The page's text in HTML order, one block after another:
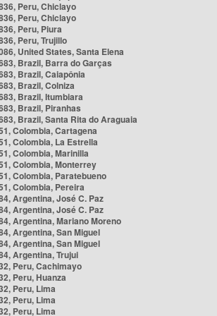
Peru, Chiclayo
Peru, Chiclayo
Peru, Piura
Peru, Trujillo
United States, Santa Elena
Brazil, Barra do Garças
Brazil, Caiapônia
Brazil, Colniza
Brazil, Itumbiara
Brazil, Piranhas
Brazil, Santa Rita do Araguaia
Colombia, Cartagena
Colombia, La Estrella
Colombia, Marinilla
Colombia, Monterrey
Colombia, Paratebueno
Colombia, Pereira
Argentina, José C. Paz
Argentina, José C. Paz
Argentina, Mariano Moreno
Argentina, San Miguel
Argentina, San Miguel
Argentina, Trujui
Peru, Cachimayo
Peru, Huanza
Peru, Lima
Peru, Lima
Peru, Lima